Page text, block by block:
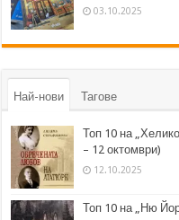
03.10.2025
Най-нови Тагове
Топ 10 на
– 12 октомври)
12.10.2025
Топ 10 на „Ню